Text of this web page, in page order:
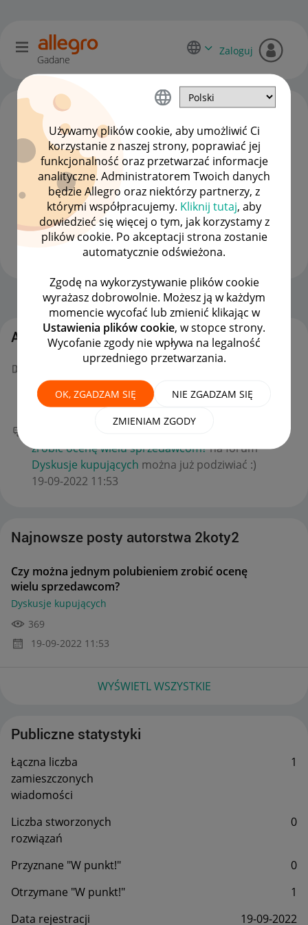
Używamy plików cookie, aby umożliwić Ci
korzystanie z naszej strony, poprawiać jej
funkcjonalność oraz przetwarzać informacje
analityczne. Administratorem Twoich danych
będzie Allegro oraz niektórzy partnerzy, z
którymi współpracujemy. Kliknij tutaj, aby
dowiedzieć się więcej o tym, jak korzystamy z
plików cookie. Po akceptacji strona zostanie
automatycznie odświeżona.
Zgodę na wykorzystywanie plików cookie
wyrażasz dobrowolnie. Możesz ją w każdym
momencie wycofać lub zmienić klikając w
Ustawienia plików cookie, w stopce strony.
Wycofanie zgody nie wpływa na legalność
uprzedniego przetwarzania.
OK, ZGADZAM SIĘ NIE ZGADZAM SIĘ
ZMIENIAM ZGODY
Gadane
Zaloguj
2koty2
#1 Nowicjusz
Strona Główna OPCJE
Aktywność 2koty2
Gratulacje! Masz nowy "W punkt!" za wpis
można jednym polubieniem zrobić ocenę wielu
sprzedawcom?.‎19-09-2022
15:09
zrobić ocenę wielu sprzedawcom?na forum
Dyskusje kupujących można już podziwiać :)
‎19-09-2022 11:53
Najnowsze posty autorstwa 2koty2
Czy można jednym polubieniem zrobić ocenę
wielu sprzedawcom?
Dyskusje kupujących
369
‎19-09-2022 11:53
WYŚWIETL WSZYSTKIE
Publiczne statystyki
Łączna liczba
zamieszczonych
wiadomości
1
Liczba stworzonych
rozwiązań
0
Przyznane "W punkt!"
0
Otrzymane "W punkt!"
1
Data rejestracji
‎19-09-2022